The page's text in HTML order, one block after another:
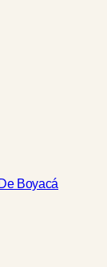
Boyacá